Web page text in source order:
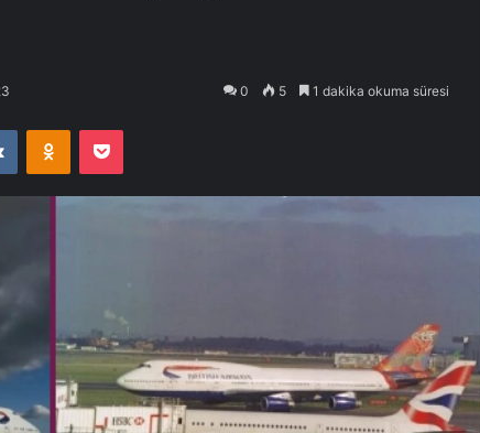
0 5 1 dakika okuma süresi
VKontakteOdnoklassniki
Pocket